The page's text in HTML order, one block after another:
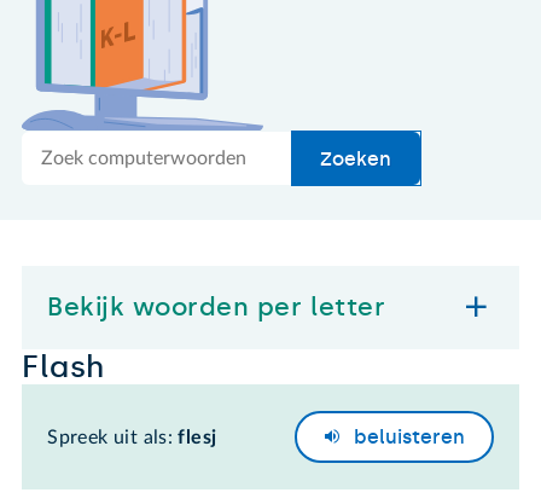
Zoek
Zoeken
Bekijk woorden per letter
Flash
Spreek uit als:flesj beluisteren